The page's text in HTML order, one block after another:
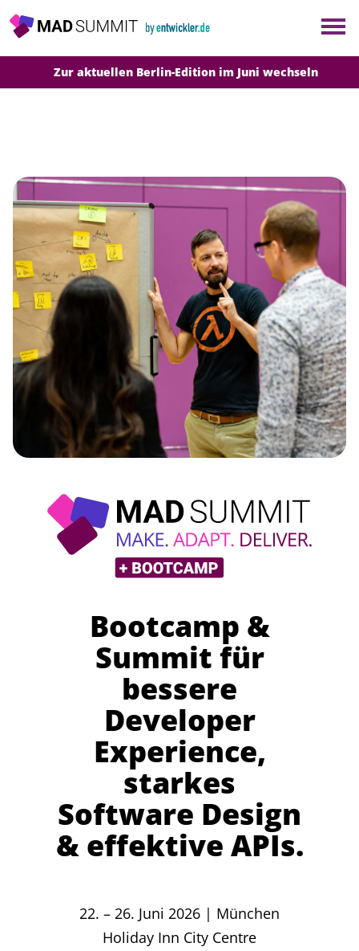
Zur aktuellen Berlin-Edition im Juni wechseln
Bootcamp &
Summit für
bessere
Developer
Experience,
starkes
Software Design
& effektive APIs.
22. – 26. Juni 2026 | München
Holiday Inn City Centre
×
Berlin
München